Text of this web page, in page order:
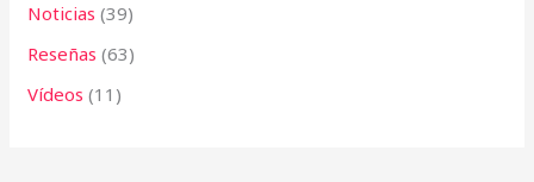
Noticias (39)
Reseñas (63)
Vídeos (11)